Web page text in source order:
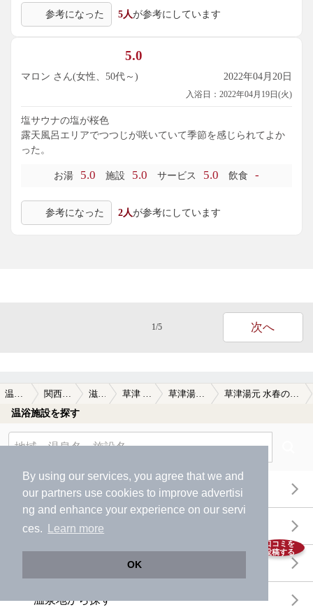
By using our services, you agree that we and
our partners use cookies to improve advertisi
ng and enhance your experience on our servi
ces.
Learn more
OK
口コミを
投稿する
参考になった 5人が参考にしています
5.0
マロン さん(女性、50代～) 2022年04月20日
入浴日：2022年04月19日(火)
塩サウナの塩が桜色
露天風呂エリアでつつじが咲いていて季節を感じられてよか
った。
お湯 5.0 施設 5.0 サービス 5.0 飲食 -
参考になった 2人が参考にしています
次へ
1/5
温泉TOP 関西(近畿) 滋賀県 草津 (滋賀) 草津湯元 水春 草津湯元 水春の口コミ一覧
温浴施設を探す
エリアから探す
地図から探す
温泉地から探す